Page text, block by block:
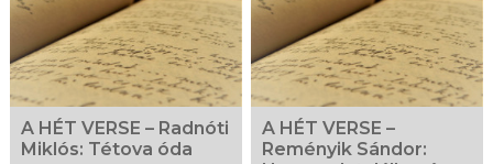
A HÉT VERSE – Radnóti
Miklós: Tétova óda
A HÉT VERSE –
Reményik Sándor: